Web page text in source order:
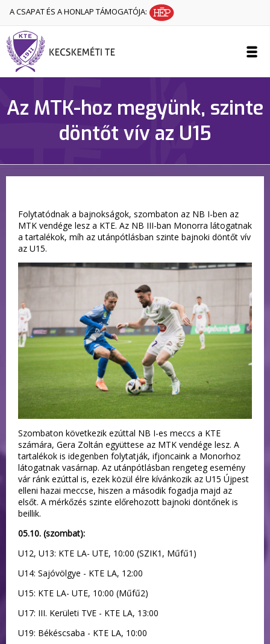
A CSAPAT ÉS A HONLAP TÁMOGATÓJA:
Az MTK-hoz megyünk, szinte
döntőt vív az U15
Folytatódnak a bajnokságok, szombaton az NB I-ben az
MTK vendége lesz a KTE. Az NB III-ban Monorra látogatnak
a tartalékok, míh az utánpótlásban szinte bajnoki döntőt vív
az U15.
Szombaton következik ezúttal NB I-es meccs a KTE
számára, Gera Zoltán együttese az MTK vendége lesz. A
tartalékok is idegenben folytatják, ifjoncaink a Monorhoz
látogatnak vasárnap. Az utánpótlásban rengeteg esemény
vár ránk ezúttal is, ezek közül élre kívánkozik az U15 Újpest
elleni hazai meccse, hiszen a második fogadja majd az
elsőt. A mérkőzés szinte előrehozott bajnoki döntőnek is
beillik.
05.10. (szombat):
U12, U13: KTE LA- UTE, 10:00 (SZIK1, Műfű1)
U14: Sajóvölgye - KTE LA, 12:00
U15: KTE LA- UTE, 10:00 (Műfű2)
U17: III. Kerületi TVE - KTE LA, 13:00
U19: Békéscsaba - KTE LA, 10:00